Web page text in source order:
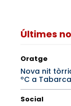
Últimes
Oratge
Nova nit
ºC a Tabarca
Social